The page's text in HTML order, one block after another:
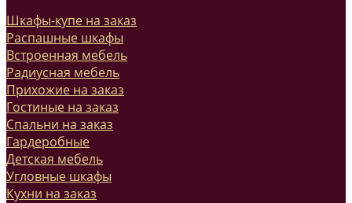
Шкафы-купе на заказ
Распашные шкафы
Встроенная мебель
Радиусная мебель
Прихожие на заказ
Гостиные на заказ
Спальни на заказ
Гардеробные
Детская мебель
Угловные шкафы
Кухни на заказ